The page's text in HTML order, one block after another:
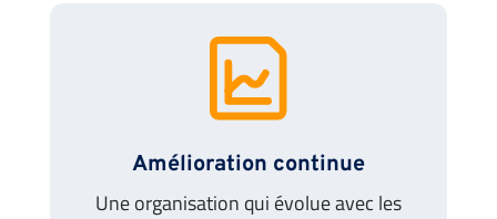
Amélioration continue
Une organisation qui évolue avec les